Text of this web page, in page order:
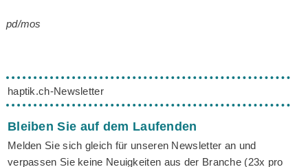
pd/mos
haptik.ch-Newsletter
Bleiben Sie auf dem Laufenden
Melden Sie sich gleich für unseren Newsletter an und
verpassen Sie keine Neuigkeiten aus der Branche (23x pro